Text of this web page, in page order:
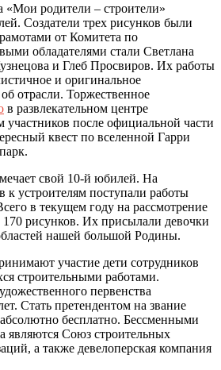
«Мои родители – строители»
Создатели трех рисунков были
от Комитета по
обладателями стали Светлана
и Глеб Просвиров. Их работы
и оригинальное
отрасли. Торжественное
в развлекательном центре
после официальной части
квест по вселенной Гарри
свой 10-й юбилей. На
к устроителям поступали работы
в текущем году на рассмотрение
рисунков. Их присылали девочки
нашей большой Родины.
участие дети сотрудников
строительными работами.
первенства
Стать претендентом на звание
бесплатно. Бессменными
являются Союз строительных
а также девелоперская компания